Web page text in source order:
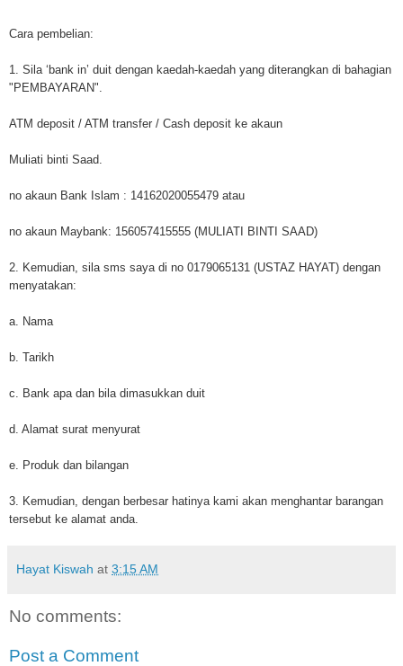
Cara pembelian:
1. Sila ‘bank in’ duit dengan kaedah-kaedah yang diterangkan di bahagian
"PEMBAYARAN".
ATM deposit / ATM transfer / Cash deposit ke akaun
Muliati binti Saad.
no akaun Bank Islam : 14162020055479 atau
no akaun Maybank: 156057415555 (MULIATI BINTI SAAD)
2. Kemudian, sila sms saya di no 0179065131 (USTAZ HAYAT) dengan
menyatakan:
a. Nama
b. Tarikh
c. Bank apa dan bila dimasukkan duit
d. Alamat surat menyurat
e. Produk dan bilangan
3. Kemudian, dengan berbesar hatinya kami akan menghantar barangan
tersebut ke alamat anda.
Hayat Kiswah at 3:15 AM
No comments:
Post a Comment